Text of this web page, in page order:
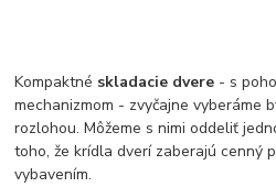
čalúnená textília
Poťahové látky
Provence
Usporiadanie obývacej izby
Kompaktné skladacie dvere - s
mechanizmom - zvyčajne vyberáme
rozlohou. Môžeme s nimi oddeliť
toho, že krídla dverí zaberajú cenný
vybavením.